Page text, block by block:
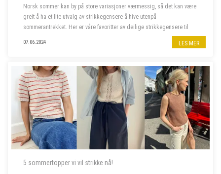
Norsk sommer kan by på store variasjoner værmessig, så det kan være
greit å ha et lite utvalg av strikkegensere å hive utenpå
sommerantrekket. Her er våre favoritter av deilige strikkegensere til
07.06.2024 LES MER
5 sommertopper vi vil strikke nå!